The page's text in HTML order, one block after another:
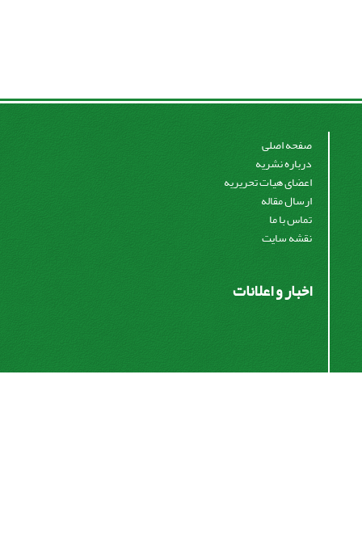
صفحه اصلی
درباره نشریه
اعضای هیات تحریریه
ارسال مقاله
تماس با ما
نقشه سایت
اخبار و اعلانات